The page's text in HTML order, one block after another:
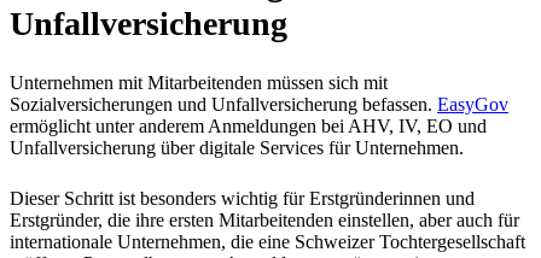
Unfallversicherung
Unternehmen mit Mitarbeitenden müssen sich mit
Sozialversicherungen und Unfallversicherung befassen. EasyGov
ermöglicht unter anderem Anmeldungen bei AHV, IV, EO und
Unfallversicherung über digitale Services für Unternehmen.
Dieser Schritt ist besonders wichtig für Erstgründerinnen und
Erstgründer, die ihre ersten Mitarbeitenden einstellen, aber auch für
internationale Unternehmen, die eine Schweizer Tochtergesellschaft